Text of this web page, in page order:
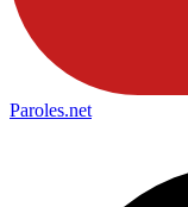
Paroles.net